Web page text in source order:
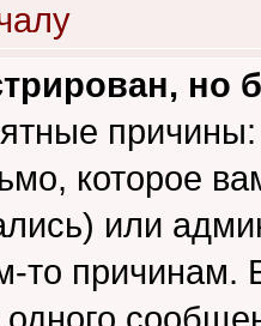
но
которое
или
то